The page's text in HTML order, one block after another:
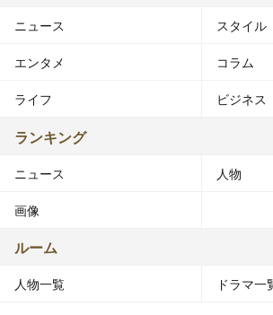
ニュース スタイル
エンタメ コラム
ライフ ビジネス
ランキング
ニュース 人物
画像
ルーム
人物一覧 ドラマ一